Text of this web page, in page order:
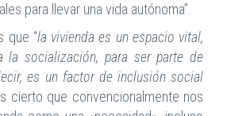
para llevar una vida autónoma”.
que “la vivienda es un espacio vital,
la socialización, para ser parte de
es un factor de inclusión social
cierto que convencionalmente nos